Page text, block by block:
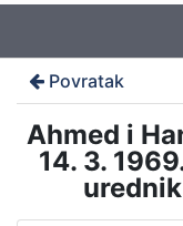
Povratak
Ahmed i
14. 3.